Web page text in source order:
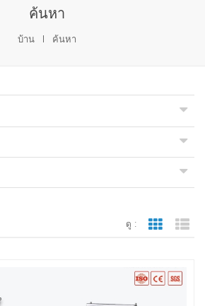
ค้นหา
บ้าน ค้นหา
ดู : มุมมองต